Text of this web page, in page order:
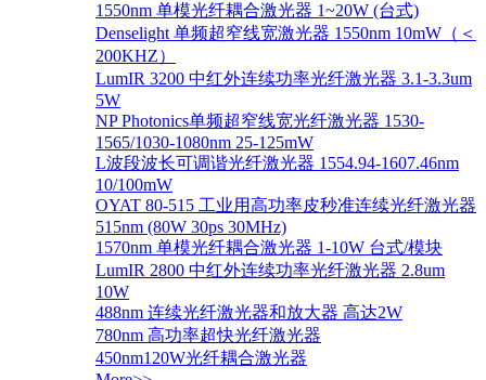
1550nm 单模光纤耦合激光器 1~20W (台式)
Denselight 单频超窄线宽激光器 1550nm 10mW（＜
200KHZ）
LumIR 3200 中红外连续功率光纤激光器 3.1-3.3um
5W
NP Photonics单频超窄线宽光纤激光器 1530-
1565/1030-1080nm 25-125mW
L波段波长可调谐光纤激光器 1554.94-1607.46nm
10/100mW
OYAT 80-515 工业用高功率皮秒准连续光纤激光器
515nm (80W 30ps 30MHz)
1570nm 单模光纤耦合激光器 1-10W 台式/模块
LumIR 2800 中红外连续功率光纤激光器 2.8um
10W
488nm 连续光纤激光器和放大器 高达2W
780nm 高功率超快光纤激光器
450nm120W光纤耦合激光器